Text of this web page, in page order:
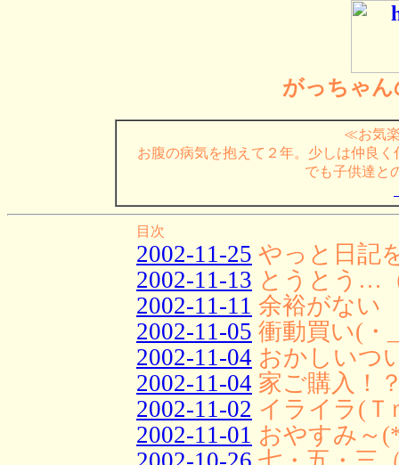
がっちゃ
≪お気
お腹の病気を抱えて２年。少しは仲良
でも子供達と
目次
2002-11-25 やっと日記
2002-11-13 とうとう…
2002-11-11 余裕がない
2002-11-05 衝動買い(・
2002-11-04 おかしいつ
2002-11-04 家ご購入！
2002-11-02 イライラ(Ｔ
2002-11-01 おやすみ～